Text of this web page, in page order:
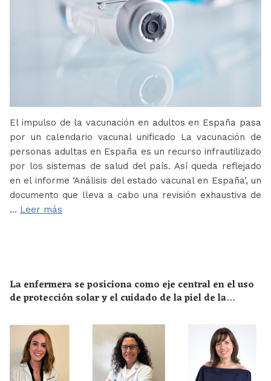
El impulso de la vacunación en adultos en España pasa
por un calendario vacunal unificado La vacunación de
personas adultas en España es un recurso infrautilizado
por los sistemas de salud del país. Así queda reflejado
en el informe ‘Análisis del estado vacunal en España’, un
documento que lleva a cabo una revisión exhaustiva de
… Leer más
La enfermera se posiciona como eje central en el uso
de protección solar y el cuidado de la piel de la